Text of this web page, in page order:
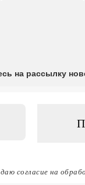
на рассылку
согласие на